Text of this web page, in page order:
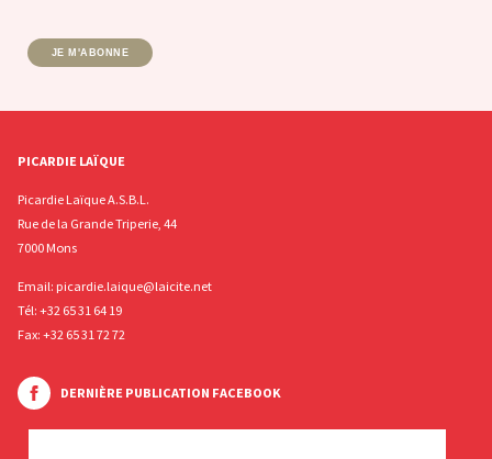
JE M'ABONNE
PICARDIE LAÏQUE
Picardie Laïque A.S.B.L.
Rue de la Grande Triperie, 44
7000 Mons
Email: picardie.laique@laicite.net
Tél: +32 65 31 64 19
Fax: +32 65 31 72 72
DERNIÈRE PUBLICATION FACEBOOK